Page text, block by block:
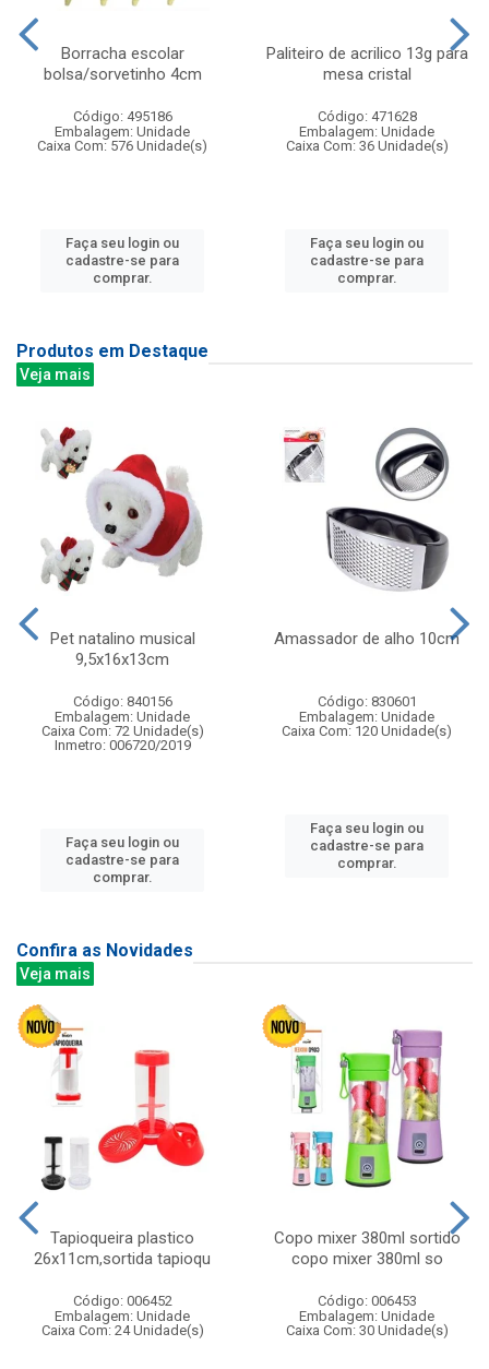
Borracha escolar
bolsa/sorvetinho 4cm
Código: 495186
Embalagem: Unidade
Caixa Com: 576 Unidade(s)
Faça seu login ou
cadastre-se para
comprar.
Paliteiro de acrilico 13g para
mesa cristal
Código: 471628
Embalagem: Unidade
Caixa Com: 36 Unidade(s)
Faça seu login ou
cadastre-se para
comprar.
Produtos em Destaque
Veja mais
Pet natalino musical
9,5x16x13cm
Código: 840156
Embalagem: Unidade
Caixa Com: 72 Unidade(s)
Inmetro: 006720/2019
Faça seu login ou
cadastre-se para
comprar.
Amassador de alho 10cm
Código: 830601
Embalagem: Unidade
Caixa Com: 120 Unidade(s)
Faça seu login ou
cadastre-se para
comprar.
Confira as Novidades
Veja mais
Tapioqueira plastico
26x11cm,sortida tapioqu
Código: 006452
Embalagem: Unidade
Caixa Com: 24 Unidade(s)
Copo mixer 380ml sortido
copo mixer 380ml so
Código: 006453
Embalagem: Unidade
Caixa Com: 30 Unidade(s)